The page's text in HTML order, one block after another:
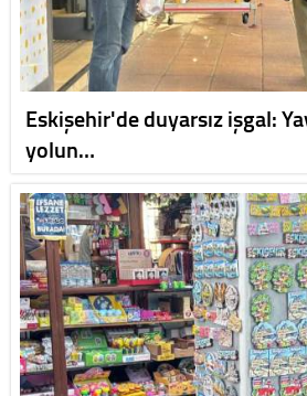
Eskişehir'de duyarsız işgal:
yolun…